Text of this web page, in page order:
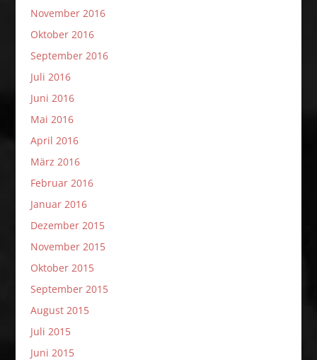
November 2016
Oktober 2016
September 2016
Juli 2016
Juni 2016
Mai 2016
April 2016
März 2016
Februar 2016
Januar 2016
Dezember 2015
November 2015
Oktober 2015
September 2015
August 2015
Juli 2015
Juni 2015